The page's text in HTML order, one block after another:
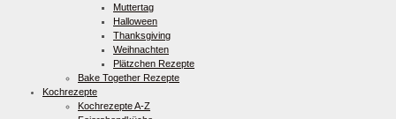
Muttertag
Halloween
Thanksgiving
Weihnachten
Plätzchen Rezepte
Bake Together Rezepte
Kochrezepte
Kochrezepte A-Z